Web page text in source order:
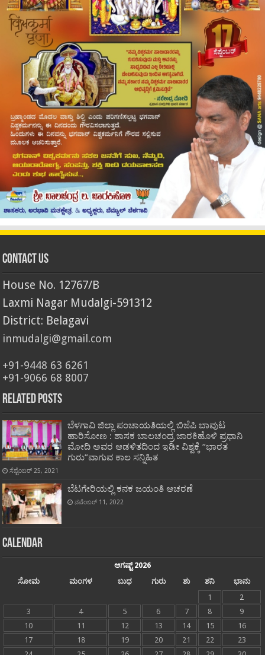
Contact Us
House No. 12767/B
Laxmi Nagar Mudalgi-591312
District: Belagavi
inmudalgi@gmail.com
+91-9448 63 6261
+91-9066 68 8007
Related Posts
ಬೆಳಗಾವಿ ಜಿಲ್ಲಾ ಪಂಚಾಯತಿಯಲ್ಲಿ ಬಿಜೆಪಿ ಬಾವುಟ
ಹಾರಿಸೋಣ : ಶಾಸಕ ಬಾಲಚಂದ್ರ ಜಾರಕಿಹೊಳಿ ಪ್ರಧಾನಿ
ಮೋದಿ ಅವರ ಆಡಳಿತದಿಂದ ಇಡೀ ವಿಶ್ವಕ್ಕೆ “ಭಾರತ
ಗುರು”ವಾಗುವ ಕಾಲ ಸನ್ನಿಹಿತ
ಸೆಪ್ಟೆಂಬರ್ 25, 2021
ಬೆಟಗೇರಿಯಲ್ಲಿ ಕನಕ ಜಯಂತಿ ಆಚರಣೆ
ನವೆಂಬರ್ 11, 2022
Calendar
ಆಗಷ್ಟ್ 2026
ಸೋಮ
ಮಂಗಳ ಬುಧ ಗುರು ಶು ಶನಿ
ಭಾನು
1
2
3
4 5 6 7 8
9
10
11 12 13 14 15
16
17
18 19 20 21 22
23